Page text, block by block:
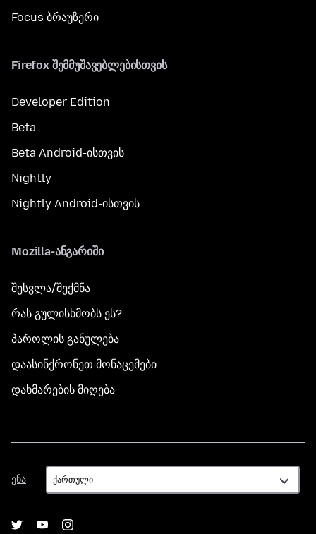
Focus ბრაუზერი
Firefox შემმუშავებლებისთვის
Developer Edition
Beta
Beta Android-ისთვის
Nightly
Nightly Android-ისთვის
Mozilla-ანგარიში
შესვლა/შექმნა
რას გულისხმობს ეს?
პაროლის განულება
დაასინქრონეთ მონაცემები
დახმარების მიღება
ენა
ენა